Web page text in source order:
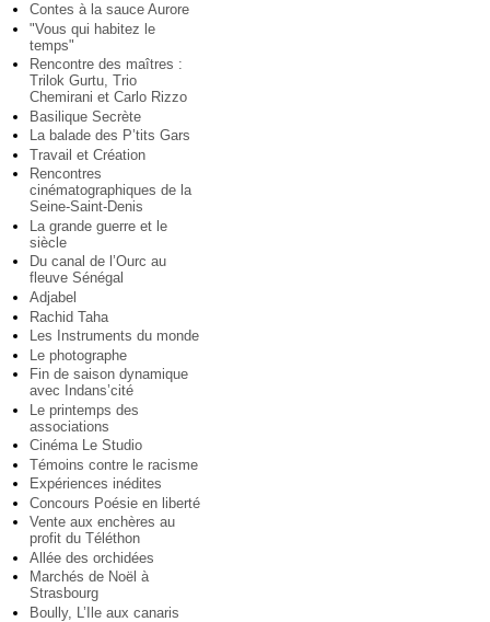
Contes à la sauce Aurore
"Vous qui habitez le
temps"
Rencontre des maîtres :
Trilok Gurtu, Trio
Chemirani et Carlo Rizzo
Basilique Secrète
La balade des P’tits Gars
Travail et Création
Rencontres
cinématographiques de la
Seine-Saint-Denis
La grande guerre et le
siècle
Du canal de l’Ourc au
fleuve Sénégal
Adjabel
Rachid Taha
Les Instruments du monde
Le photographe
Fin de saison dynamique
avec Indans’cité
Le printemps des
associations
Cinéma Le Studio
Témoins contre le racisme
Expériences inédites
Concours Poésie en liberté
Vente aux enchères au
profit du Téléthon
Allée des orchidées
Marchés de Noël à
Strasbourg
Boully, L’Ile aux canaris